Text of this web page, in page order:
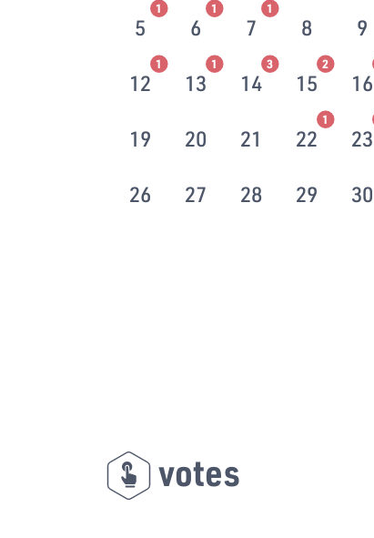
5
1
6
1
7
1
8 9
12
1
13
1
14
3
15
2
16
19 20 21 22
1
23
26 27 28 29 30
votes